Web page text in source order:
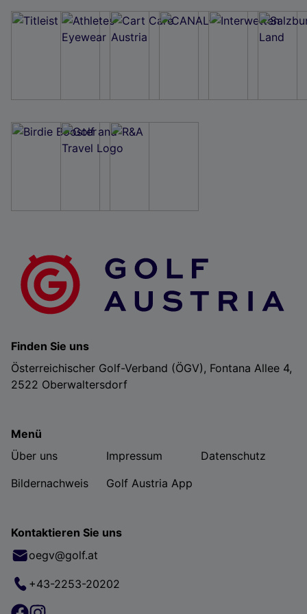
Finden Sie uns
Österreichischer Golf-Verband (ÖGV), Fontana Allee 4,
2522 Oberwaltersdorf
Menü
Über uns
Impressum
Datenschutz
Bildernachweis
Golf Austria App
Kontaktieren Sie uns
oegv@golf.at
+43-2253-20202
Wir und unsere Partner verarbeiten Daten, um
Verwendung genauer Standortdaten. Endgeräteeigenschaften zur Identifikation